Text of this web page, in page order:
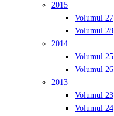
2015
Volumul 27
Volumul 28
2014
Volumul 25
Volumul 26
2013
Volumul 23
Volumul 24